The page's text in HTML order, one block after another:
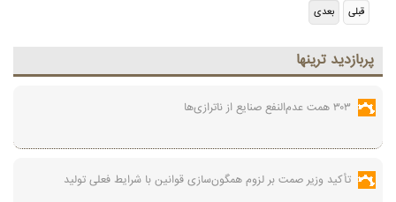
پربازديد ترينها
۳۰۳ همت عدم‌النفع صنایع از ناترازی‌ها
تأکید وزیر صمت بر لزوم همگون‌سازی قوانین با شرایط فعلی تولید